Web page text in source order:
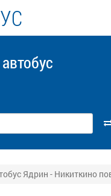
Ядрин - Никиткино